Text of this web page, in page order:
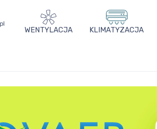
WENTYLACJA KLIMATYZACJA